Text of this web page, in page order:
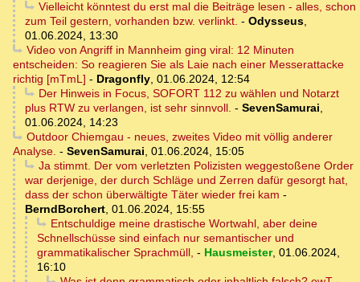
Vielleicht könntest du erst mal die Beiträge lesen - alles, schon
zum Teil gestern, vorhanden bzw. verlinkt. - Odysseus,
01.06.2024, 13:30
Video von Angriff in Mannheim ging viral: 12 Minuten
entscheiden: So reagieren Sie als Laie nach einer Messerattacke
richtig [mTmL] - Dragonfly, 01.06.2024, 12:54
Der Hinweis in Focus, SOFORT 112 zu wählen und Notarzt
plus RTW zu verlangen, ist sehr sinnvoll. - SevenSamurai,
01.06.2024, 14:23
Outdoor Chiemgau - neues, zweites Video mit völlig anderer
Analyse. - SevenSamurai, 01.06.2024, 15:05
Ja stimmt. Der vom verletzten Polizisten weggestoßene Order
war derjenige, der durch Schläge und Zerren dafür gesorgt hat,
dass der schon überwältigte Täter wieder frei kam -
BerndBorchert, 01.06.2024, 15:55
Entschuldige meine drastische Wortwahl, aber deine
Schnellschüsse sind einfach nur semantischer und
grammatikalischer Sprachmüll, - Hausmeister, 01.06.2024,
16:10